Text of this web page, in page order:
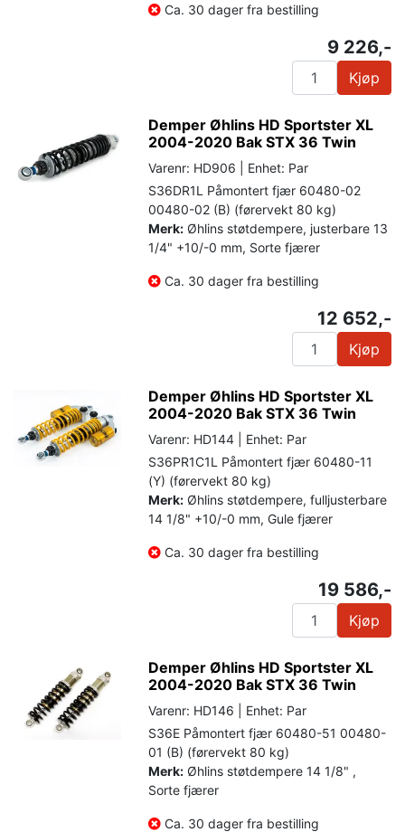
Ca. 30 dager fra bestilling
9 226,-
Kjøp
Demper Øhlins HD Sportster XL
2004-2020 Bak STX 36 Twin
Varenr: HD906 | Enhet: Par
S36DR1L Påmontert fjær 60480-02
00480-02 (B) (førervekt 80 kg)
Merk: Øhlins støtdempere, justerbare 13
1/4" +10/-0 mm, Sorte fjærer
Ca. 30 dager fra bestilling
12 652,-
Kjøp
Demper Øhlins HD Sportster XL
2004-2020 Bak STX 36 Twin
Varenr: HD144 | Enhet: Par
S36PR1C1L Påmontert fjær 60480-11
(Y) (førervekt 80 kg)
Merk: Øhlins støtdempere, fulljusterbare
14 1/8" +10/-0 mm, Gule fjærer
Ca. 30 dager fra bestilling
19 586,-
Kjøp
Demper Øhlins HD Sportster XL
2004-2020 Bak STX 36 Twin
Varenr: HD146 | Enhet: Par
S36E Påmontert fjær 60480-51 00480-
01 (B) (førervekt 80 kg)
Merk: Øhlins støtdempere 14 1/8" ,
Sorte fjærer
Ca. 30 dager fra bestilling